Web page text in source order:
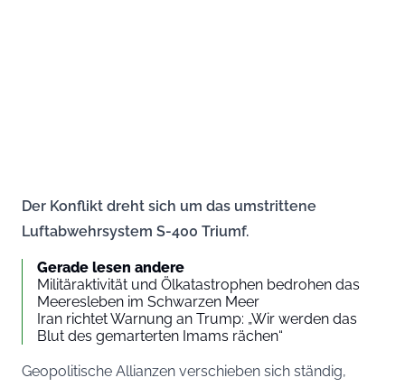
Der Konflikt dreht sich um das umstrittene
Luftabwehrsystem S-400 Triumf.
Gerade lesen andere
Militäraktivität und Ölkatastrophen bedrohen das
Meeresleben im Schwarzen Meer
Iran richtet Warnung an Trump: „Wir werden das
Blut des gemarterten Imams rächen“
Geopolitische Allianzen verschieben sich ständig,